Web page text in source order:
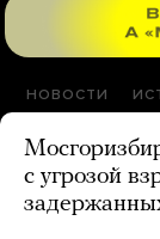
НОВОСТИ
с угрозой